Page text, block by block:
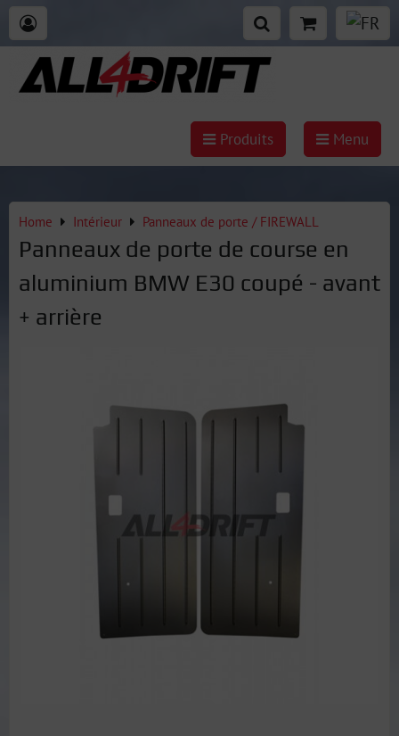
Produits Menu
Home Intérieur Panneaux de porte / FIREWALL
Panneaux de porte de course en
aluminium BMW E30 coupé - avant
+ arrière